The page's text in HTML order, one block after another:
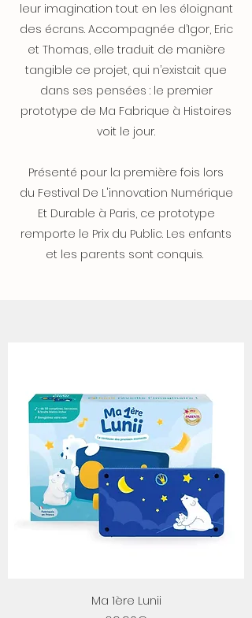
leur imagination tout en les éloignant
des écrans. Accompagnée d’Igor, Eric
et Thomas, elle traduit de manière
tangible ce projet, qui n’existait que
dans ses pensées : le premier
prototype de Ma Fabrique à Histoires
voit le jour.
Présenté pour la première fois lors
du Festival De L'innovation Numérique
Et Durable à Paris, ce prototype
remporte le Prix du Public. Les enfants
et les parents sont conquis.
Ma 1ère Lunii